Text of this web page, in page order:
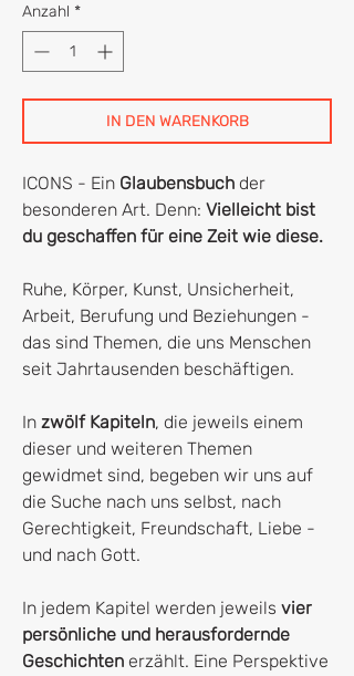
Anzahl *
IN DEN WARENKORB
ICONS - Ein Glaubensbuch der
besonderen Art. Denn: Vielleicht bist
du geschaffen für eine Zeit wie diese.
Ruhe, Körper, Kunst, Unsicherheit,
Arbeit, Berufung und Beziehungen -
das sind Themen, die uns Menschen
seit Jahrtausenden beschäftigen.
In zwölf Kapiteln, die jeweils einem
dieser und weiteren Themen
gewidmet sind, begeben wir uns auf
die Suche nach uns selbst, nach
Gerechtigkeit, Freundschaft, Liebe -
und nach Gott.
In jedem Kapitel werden jeweils vier
persönliche und herausfordernde
Geschichten erzählt. Eine Perspektive